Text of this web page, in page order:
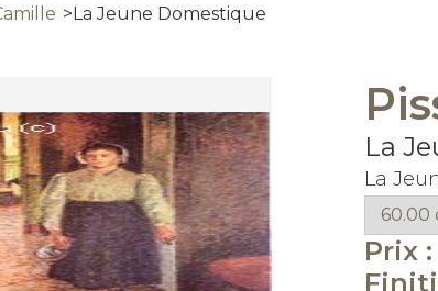
La Jeune Domestique
La
La
Prix :